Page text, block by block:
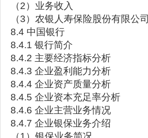
（2）业务收入
（3）农银人寿保险股份有限公司
8.4 中国银行
8.4.1 银行简介
8.4.2 主要经济指标分析
8.4.3 企业盈利能力分析
8.4.4 企业资产质量分析
8.4.5 企业资本充足率分析
8.4.6 企业主营业务情况
8.4.7 企业银保业务介绍